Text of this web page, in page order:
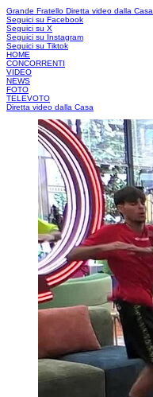
Grande Fratello Diretta video dalla Casa
Seguici su Facebook
Seguici su X
Seguici su Instagram
Seguici su Tiktok
HOME
CONCORRENTI
VIDEO
NEWS
FOTO
TELEVOTO
Diretta video dalla Casa